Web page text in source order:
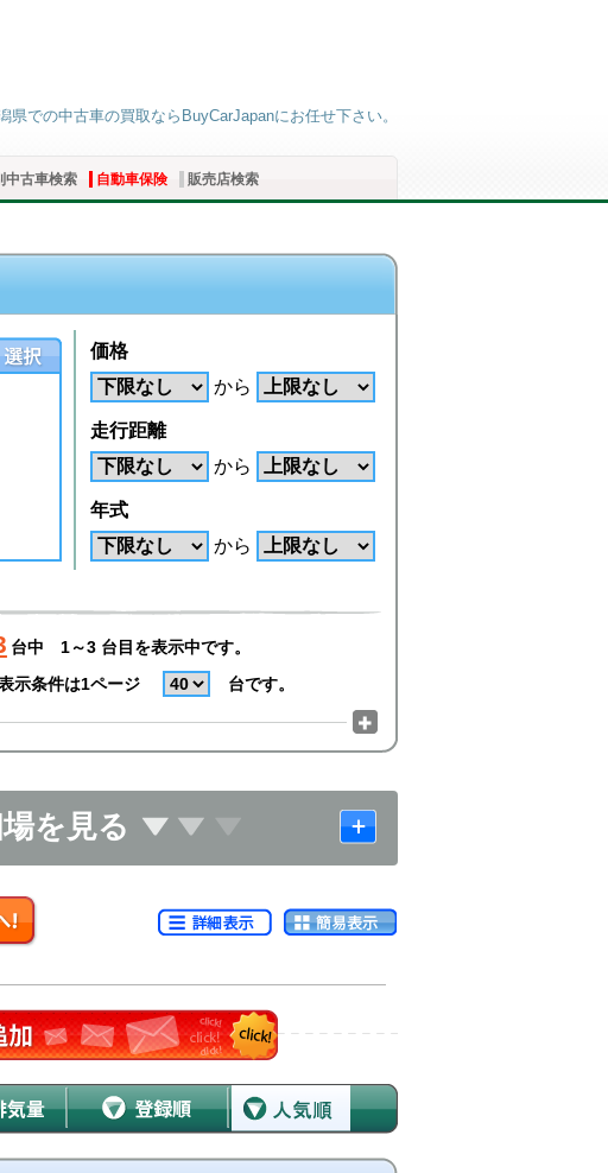
県での中古車の買取ならBuyCarJapanにお任せ下さい。
中古車検索 自動車保険 販売店検索
価格
から
走行距離
から
年式
から
台中
1～3 台目を表示中です。
示条件は1ページ
台です。
を見る